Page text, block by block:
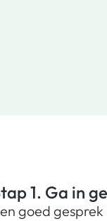
1. Ga in
goed